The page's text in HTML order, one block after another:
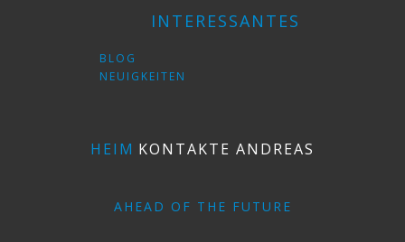
INTERESSANTES
BLOG
NEUIGKEITEN
HEIM KONTAKTE ANDREAS
AHEAD OF THE FUTURE